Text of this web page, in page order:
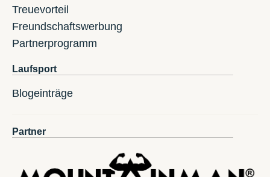
Treuevorteil
Freundschaftswerbung
Partnerprogramm
Laufsport
Blogeinträge
Partner